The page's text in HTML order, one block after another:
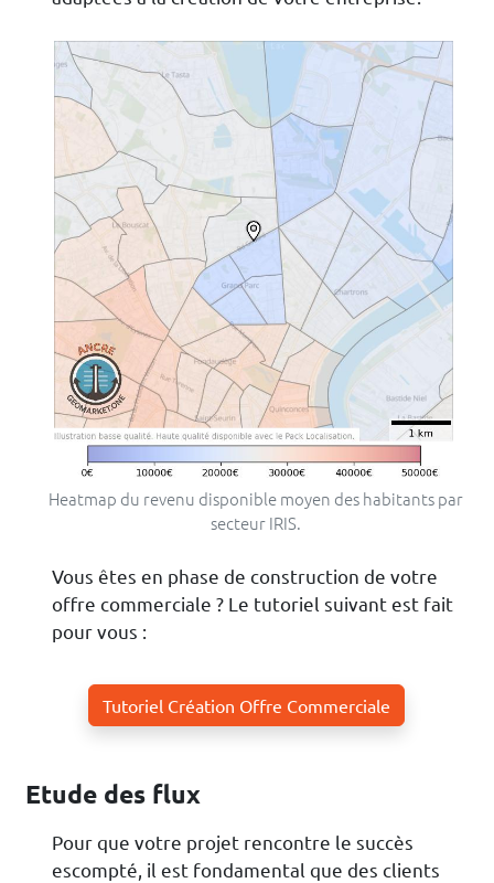
Heatmap du revenu disponible moyen des habitants par
secteur IRIS.
Vous êtes en phase de construction de votre
offre commerciale ? Le tutoriel suivant est fait
pour vous :
Tutoriel Création Offre Commerciale
Etude des flux
Pour que votre projet rencontre le succès
escompté, il est fondamental que des clients